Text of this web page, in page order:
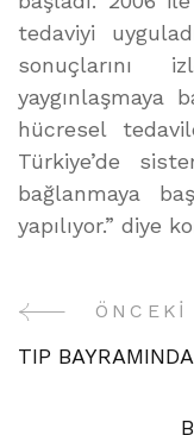
tedaviyi
sonuçlarını
yaygınlaşmaya
hücresel
Türkiye’de
bağlanmaya
yapılıyor.” diye
Yazı
TIP